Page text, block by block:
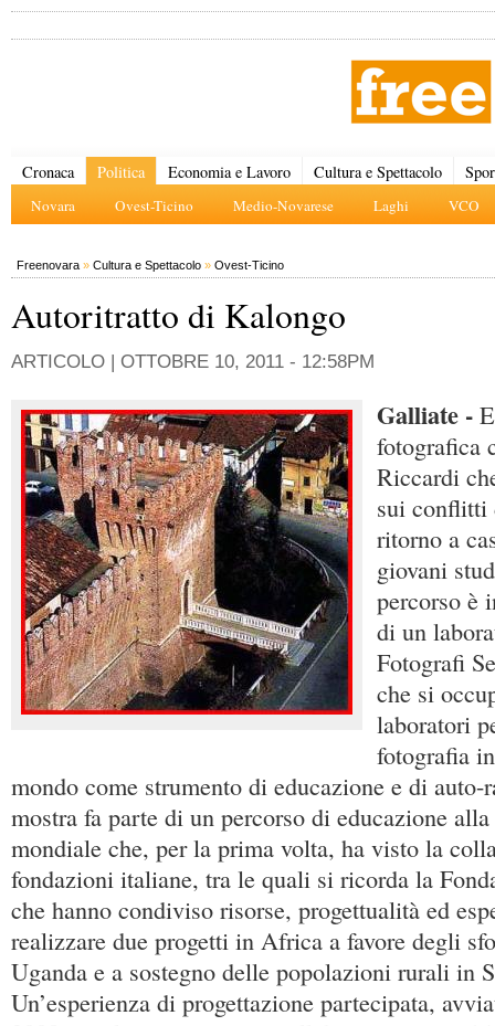
Cronaca Politica
Novara Ovest-Ticino Medio-Novarese Laghi VCO
Economia e Lavoro Cultura e Spettacolo
Freenovara » Cultura e Spettacolo » Ovest-Ticino
Autoritratto di Kalongo
ARTICOLO | OTTOBRE 10, 2011 - 12:58PM
Galliate -
fotografica
Riccardi
sui conflitti
ritorno a
giovani
percorso è
di un
Fotografi
che si
laboratori
fotografia
mondo come strumento di educazione e di auto-
mostra fa parte di un percorso di educazione
mondiale che, per la prima volta, ha visto la
fondazioni italiane, tra le quali si ricorda la
che hanno condiviso risorse, progettualità ed
realizzare due progetti in Africa a favore degli
Uganda e a sostegno delle popolazioni rurali in
Un’esperienza di progettazione partecipata,